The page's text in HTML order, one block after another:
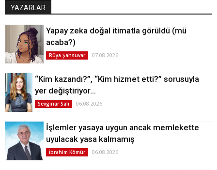
YAZARLAR
Yapay zeka doğal itimatla görüldü (mü
acaba?)
Rüya Şahsuvar 07.08.2026
“Kim kazandı?”, “Kim hizmet etti?” sorusuyla
yer değiştiriyor…
Sevginar Sali 06.08.2026
İşlemler yasaya uygun ancak memlekette
uyulacak yasa kalmamış
İbrahim Kömür 06.08.2026